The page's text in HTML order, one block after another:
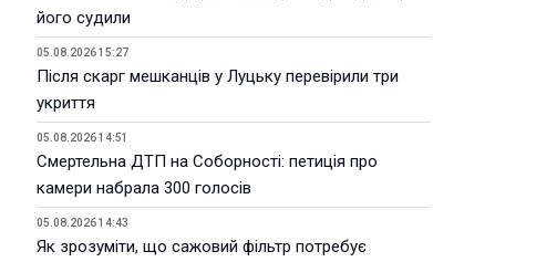
його судили
05.08.2026 15:27
Після скарг мешканців у Луцьку перевірили три
укриття
05.08.2026 14:51
Смертельна ДТП на Соборності: петиція про
камери набрала 300 голосів
05.08.2026 14:43
Як зрозуміти, що сажовий фільтр потребує